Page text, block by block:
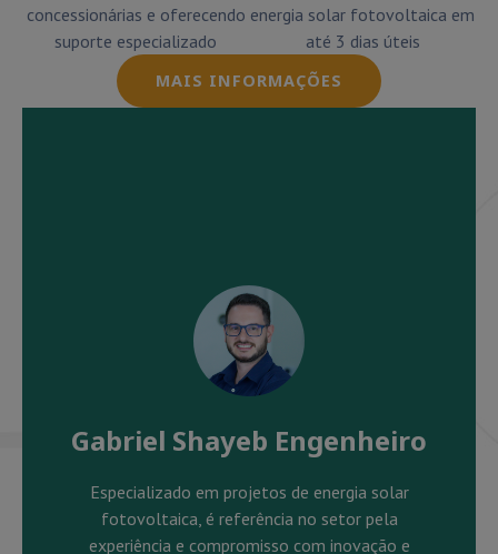
concessionárias e oferecendo
suporte especializado
energia solar fotovoltaica em
até 3 dias úteis
MAIS INFORMAÇÕES
Gabriel Shayeb Engenheiro
Especializado em projetos de energia solar
fotovoltaica, é referência no setor pela
experiência e compromisso com inovação e